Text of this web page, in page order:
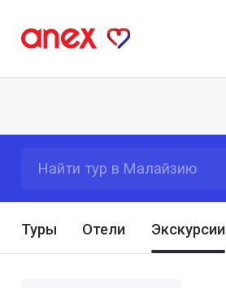
Найти тур в Малайзию
Туры Отели Экскурсии